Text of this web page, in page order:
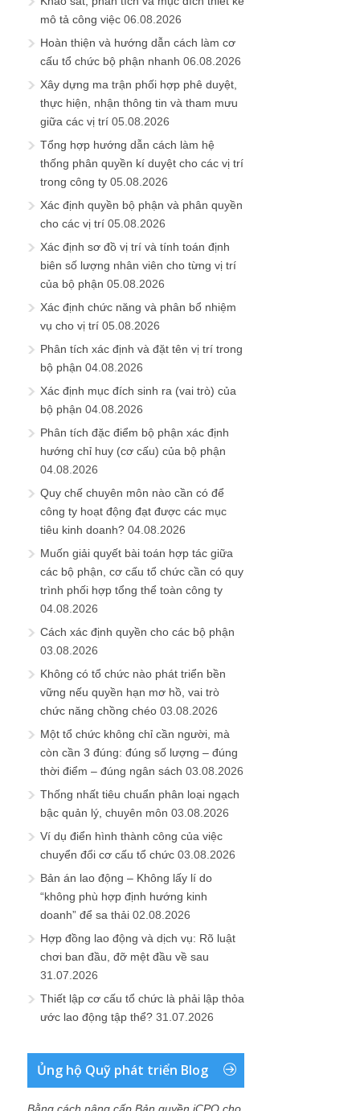
mô tả công việc 06.08.2026
Hoàn thiện và hướng dẫn cách làm cơ
cấu tổ chức bộ phận nhanh 06.08.2026
Xây dựng ma trận phối hợp phê duyệt,
thực hiện, nhận thông tin và tham mưu
giữa các vị trí 05.08.2026
Tổng hợp hướng dẫn cách làm hệ
thống phân quyền kí duyệt cho các vị trí
trong công ty 05.08.2026
Xác định quyền bộ phận và phân quyền
cho các vị trí 05.08.2026
Xác định sơ đồ vị trí và tính toán định
biên số lượng nhân viên cho từng vị trí
của bộ phận 05.08.2026
Xác định chức năng và phân bổ nhiệm
vụ cho vị trí 05.08.2026
Phân tích xác định và đặt tên vị trí trong
bộ phận 04.08.2026
Xác định mục đích sinh ra (vai trò) của
bộ phận 04.08.2026
Phân tích đặc điểm bộ phận xác định
hướng chỉ huy (cơ cấu) của bộ phận
04.08.2026
Quy chế chuyên môn nào cần có để
công ty hoạt động đạt được các mục
tiêu kinh doanh? 04.08.2026
Muốn giải quyết bài toán hợp tác giữa
các bộ phận, cơ cấu tổ chức cần có quy
trình phối hợp tổng thể toàn công ty
04.08.2026
Cách xác định quyền cho các bộ phận
03.08.2026
Không có tổ chức nào phát triển bền
vững nếu quyền hạn mơ hồ, vai trò
chức năng chồng chéo 03.08.2026
Một tổ chức không chỉ cần người, mà
còn cần 3 đúng: đúng số lượng – đúng
thời điểm – đúng ngân sách 03.08.2026
Thống nhất tiêu chuẩn phân loại ngạch
bậc quản lý, chuyên môn 03.08.2026
Ví dụ điển hình thành công của việc
chuyển đổi cơ cấu tổ chức 03.08.2026
Bản án lao động – Không lấy lí do
“không phù hợp định hướng kinh
doanh” để sa thải 02.08.2026
Hợp đồng lao động và dịch vụ: Rõ luật
chơi ban đầu, đỡ mệt đầu về sau
31.07.2026
Thiết lập cơ cấu tổ chức là phải lập thỏa
ước lao động tập thể? 31.07.2026
Ủng hộ Quỹ phát triển Blog
Bằng cách nâng cấp Bản quyền iCPO cho